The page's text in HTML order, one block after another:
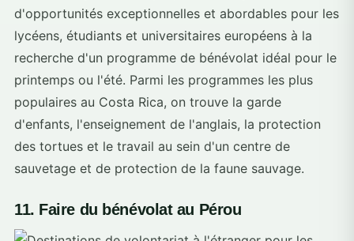
d'opportunités exceptionnelles et abordables pour les
lycéens, étudiants et universitaires européens à la
recherche d'un programme de bénévolat idéal pour le
printemps ou l'été. Parmi les programmes les plus
populaires au Costa Rica, on trouve la garde
d'enfants, l'enseignement de l'anglais, la protection
des tortues et le travail au sein d'un centre de
sauvetage et de protection de la faune sauvage.
11. Faire du bénévolat au Pérou